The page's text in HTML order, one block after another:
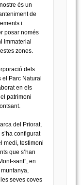
és un
de
i
posar només
immaterial
zones.
dels
Parc Natural
en els
patrimoni
del Priorat,
configurat
medi, testimoni
que s’han
sant”, en
seves coves